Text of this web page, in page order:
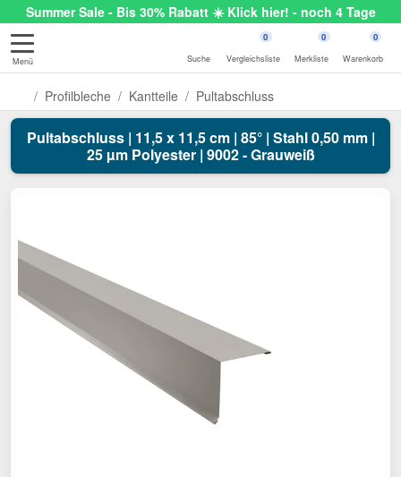
Summer Sale - Bis 30% Rabatt ☀️ Klick hier! - noch 4 Tage
Menü Suche
0
Vergleichsliste
0
Merkliste
0
Warenkorb
Profilbleche Kantteile Pultabschluss
Pultabschluss | 11,5 x 11,5 cm | 85° | Stahl 0,50 mm |
25 µm Polyester | 9002 - Grauweiß